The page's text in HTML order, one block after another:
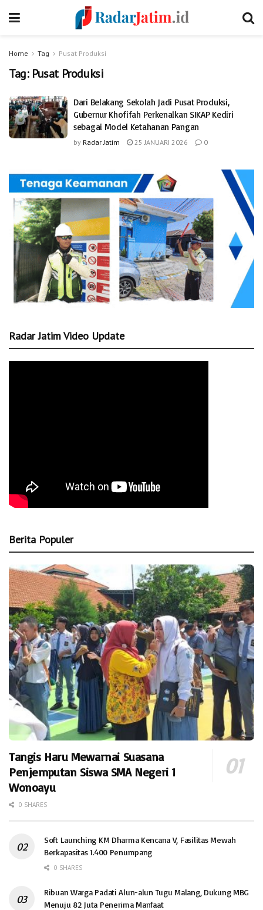
Home Tag Pusat Produksi
Tag: Pusat Produksi
Dari Belakang Sekolah Jadi Pusat Produksi,
Gubernur Khofifah Perkenalkan SIKAP Kediri
sebagai Model Ketahanan Pangan
by Radar Jatim 25 JANUARI 2026 0
Radar Jatim Video Update
Berita Populer
Tangis Haru Mewarnai Suasana
Penjemputan Siswa SMA Negeri 1
Wonoayu
0 SHARES
Soft Launching KM Dharma Kencana V, Fasilitas Mewah
Berkapasitas 1.400 Penumpang
0 SHARES
Ribuan Warga Padati Alun-alun Tugu Malang, Dukung MBG
Menuju 82 Juta Penerima Manfaat